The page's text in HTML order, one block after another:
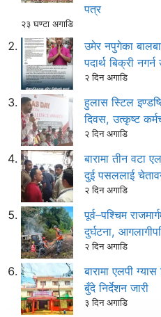
पत्र
२३ घण्टा अगाडि
उमेर नपुगेका
पदार्थ बिक्री
२ दिन अगाडि
हुलास स्टिल
दिवस, उत्कृष्ट
२ दिन अगाडि
बारामा तीन वटा
दुई पसललाई
२ दिन अगाडि
पूर्व–पश्चिम
दुर्घटना,
२ दिन अगाडि
बारामा एलपी
बुँदे निर्देशन जारी
३ दिन अगाडि